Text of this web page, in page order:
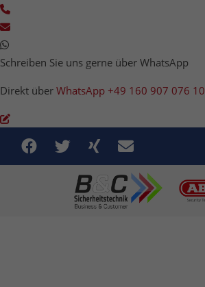
Schreiben Sie uns gerne über WhatsApp
Direkt über WhatsApp +49 160 907 076 10